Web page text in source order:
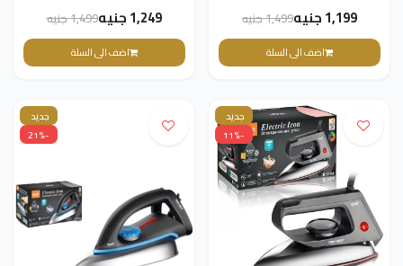
RAF R.1142H - مكواة بخار يدوية
صغيرة دوارة بزاوية 180 درجة
1,199 جنيه 1,499 جنيه
اضف الى السلة
1,249 جنيه 1,499 جنيه
اضف الى السلة
جديد
-11%
جديد
-21%